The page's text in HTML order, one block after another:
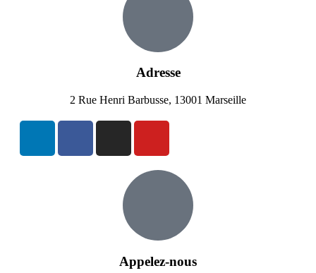
Adresse
2 Rue Henri Barbusse, 13001 Marseille
Appelez-nous